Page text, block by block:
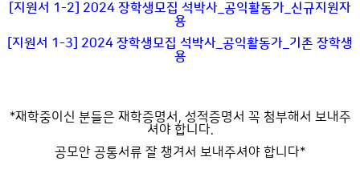
[지원서 1-2] 2024 장학생모집 석박사_공익활동가_신규지원자
용
[지원서 1-3] 2024 장학생모집 석박사_공익활동가_기존 장학생
용
*재학중이신 분들은 재학증명서, 성적증명서 꼭 첨부해서 보내주
셔야 합니다.
공모안 공통서류 잘 챙겨서 보내주셔야 합니다*